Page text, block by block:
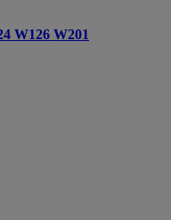
W126 W201